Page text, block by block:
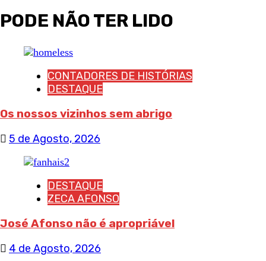
PODE NÃO TER LIDO
CONTADORES DE HISTÓRIAS
DESTAQUE
Os nossos vizinhos sem abrigo
5 de Agosto, 2026
DESTAQUE
ZECA AFONSO
José Afonso não é apropriável
4 de Agosto, 2026